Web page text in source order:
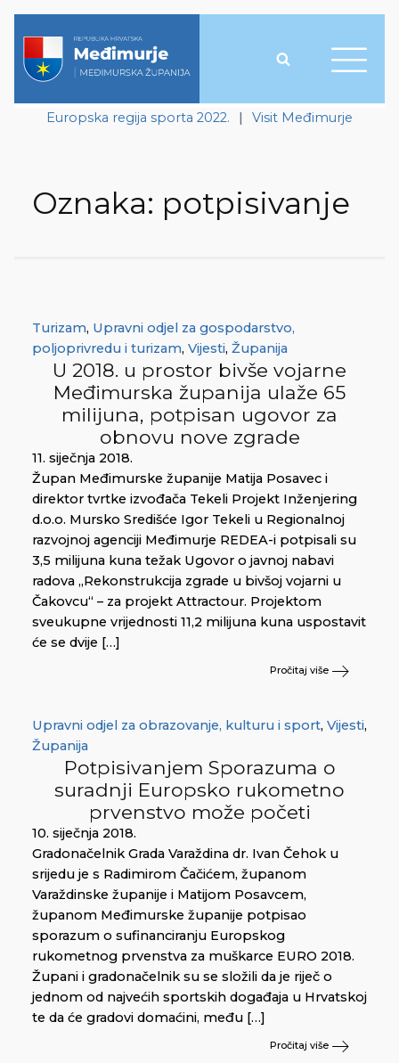
Europska regija sporta 2022. | Visit Međimurje
Oznaka: potpisivanje
Turizam, Upravni odjel za gospodarstvo,
poljoprivredu i turizam, Vijesti, Županija
U 2018. u prostor bivše vojarne
Međimurska županija ulaže 65
milijuna, potpisan ugovor za
obnovu nove zgrade
11. siječnja 2018.
Župan Međimurske županije Matija Posavec i
direktor tvrtke izvođača Tekeli Projekt Inženjering
d.o.o. Mursko Središće Igor Tekeli u Regionalnoj
razvojnoj agenciji Međimurje REDEA-i potpisali su
3,5 milijuna kuna težak Ugovor o javnoj nabavi
radova „Rekonstrukcija zgrade u bivšoj vojarni u
Čakovcu“ – za projekt Attractour. Projektom
sveukupne vrijednosti 11,2 milijuna kuna uspostavit
će se dvije […]
Pročitaj više
Upravni odjel za obrazovanje, kulturu i sport, Vijesti,
Županija
Potpisivanjem Sporazuma o
suradnji Europsko rukometno
prvenstvo može početi
10. siječnja 2018.
Gradonačelnik Grada Varaždina dr. Ivan Čehok u
srijedu je s Radimirom Čačićem, županom
Varaždinske županije i Matijom Posavcem,
županom Međimurske županije potpisao
sporazum o sufinanciranju Europskog
rukometnog prvenstva za muškarce EURO 2018.
Župani i gradonačelnik su se složili da je riječ o
jednom od najvećih sportskih događaja u Hrvatskoj
te da će gradovi domaćini, među […]
Pročitaj više